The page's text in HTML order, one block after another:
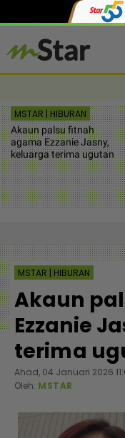
MSTAR | HIBURAN
Akaun palsu fitnah
agama Ezzanie Jasny,
keluarga terima ugutan
MSTAR | HIBURAN
Akaun
Ezzanie
terima
Ahad, 04 Januari 2026
Oleh: MSTAR